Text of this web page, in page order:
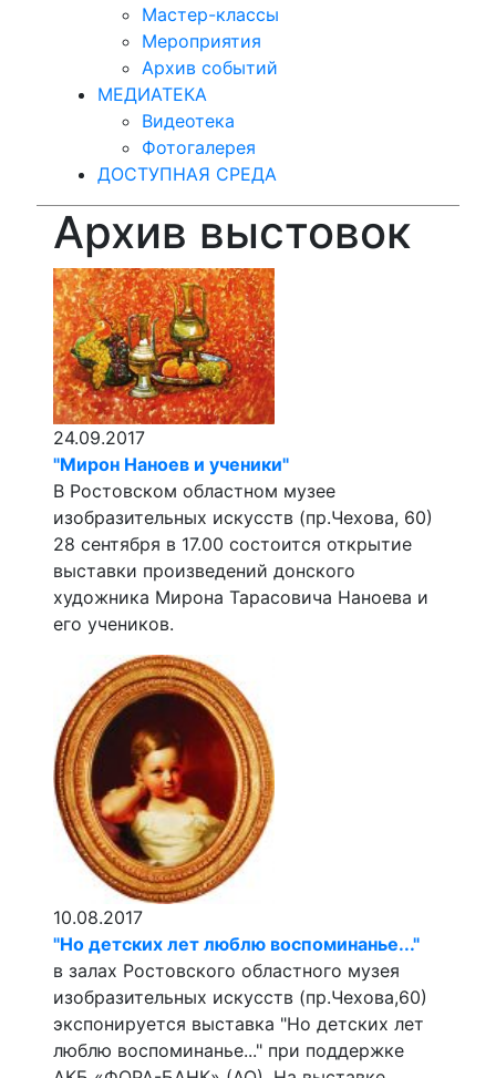
Мастер-классы
Мероприятия
Архив событий
МЕДИАТЕКА
Видеотека
Фотогалерея
ДОСТУПНАЯ СРЕДА
Архив выстовок
24.09.2017
"Мирон Наноев и ученики"
В Ростовском областном музее
изобразительных искусств (пр.Чехова, 60)
28 сентября в 17.00 состоится открытие
выставки произведений донского
художника Мирона Тарасовича Наноева и
его учеников.
10.08.2017
"Но детских лет люблю воспоминанье..."
в залах Ростовского областного музея
изобразительных искусств (пр.Чехова,60)
экспонируется выставка "Но детских лет
люблю воспоминанье..." при поддержке